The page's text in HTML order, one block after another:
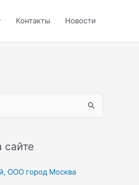
Контакты Новости
сайте
OOO город Москва